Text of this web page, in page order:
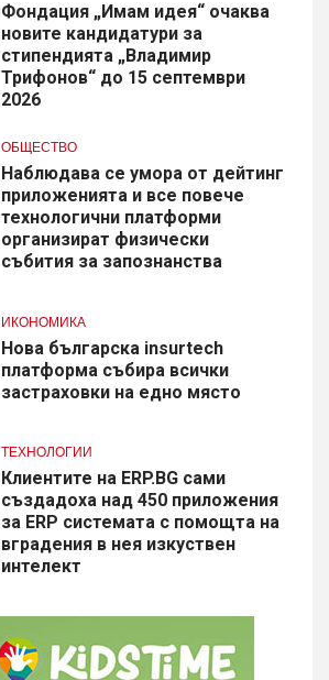
Фондация „Имам идея“ очаква
новите кандидатури за
стипендията „Владимир
Трифонов“ до 15 септември
2026
ОБЩЕСТВО
Наблюдава се умора от дейтинг
приложенията и все повече
технологични платформи
организират физически
събития за запознанства
ИКОНОМИКА
Нова българска insurtech
платформа събира всички
застраховки на едно място
ТЕХНОЛОГИИ
Клиентите на ERP.BG сами
създадоха над 450 приложения
за ERP системата с помощта на
вградения в нея изкуствен
интелект